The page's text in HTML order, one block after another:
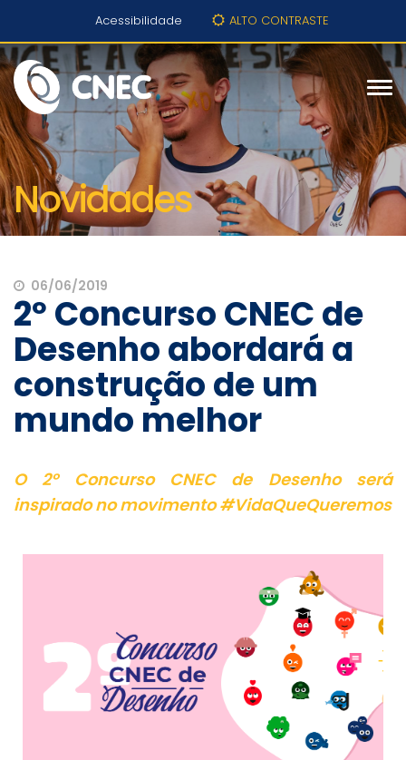
Acessibilidade ALTO CONTRASTE
Novidades
06/06/2019
2º Concurso CNEC de
Desenho abordará a
construção de um
mundo melhor
O 2º Concurso CNEC de Desenho será
inspirado no movimento #VidaQueQueremos